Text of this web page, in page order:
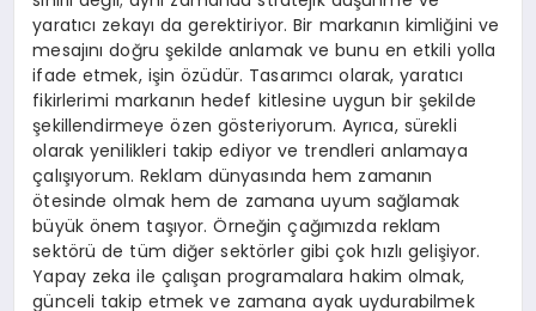
yaratıcı zekayı da gerektiriyor. Bir markanın kimliğini ve
mesajını doğru şekilde anlamak ve bunu en etkili yolla
ifade etmek, işin özüdür. Tasarımcı olarak, yaratıcı
fikirlerimi markanın hedef kitlesine uygun bir şekilde
şekillendirmeye özen gösteriyorum. Ayrıca, sürekli
olarak yenilikleri takip ediyor ve trendleri anlamaya
çalışıyorum. Reklam dünyasında hem zamanın
ötesinde olmak hem de zamana uyum sağlamak
büyük önem taşıyor. Örneğin çağımızda reklam
sektörü de tüm diğer sektörler gibi çok hızlı gelişiyor.
Yapay zeka ile çalışan programalara hakim olmak,
günceli takip etmek ve zamana ayak uydurabilmek